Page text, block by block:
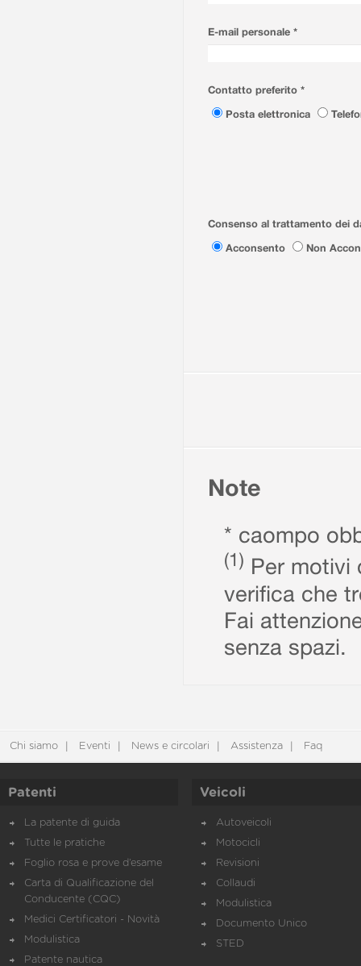
E-mail personale *
Contatto preferito *
Posta elettronica
Consenso al trattamento dei
Acconsento
Non
Note
* caompo
(1) Per motivi
verifica che
Fai
senza spazi.
Chi siamo Eventi News e circolari Assistenza Faq
Patenti
La patente di guida
Tutte le pratiche
Foglio rosa e prove d’esame
Carta di Qualificazione del
Conducente (CQC)
Medici Certificatori - Novità
Modulistica
Patente nautica
Veicoli
Autoveicoli
Motocicli
Revisioni
Collaudi
Modulistica
Documento Unico
STED